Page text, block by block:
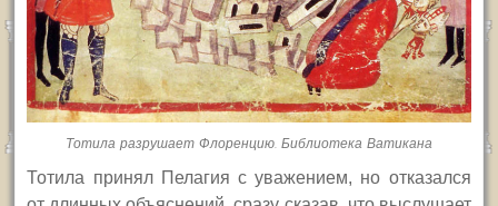
Тотила разрушает Флоренцию. Библиотека Ватикана
Тотила принял Пелагия с уважением, но отказался